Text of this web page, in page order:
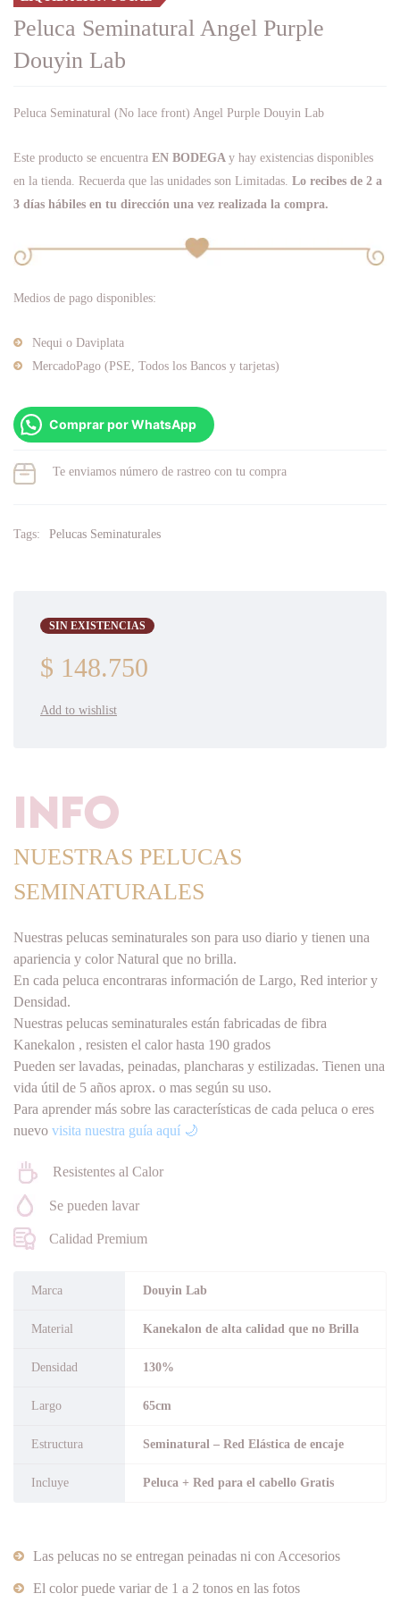
Peluca Seminatural Angel Purple
Douyin Lab
Peluca Seminatural (No lace front) Angel Purple Douyin Lab
Este producto se encuentra EN BODEGA y hay existencias disponibles
en la tienda. Recuerda que las unidades son Limitadas. Lo recibes de 2 a
3 días hábiles en tu dirección una vez realizada la compra.
Medios de pago disponibles:
Nequi o Daviplata
MercadoPago (PSE, Todos los Bancos y tarjetas)
Comprar por WhatsApp
Te enviamos número de rastreo con tu compra
SIN EXISTENCIAS
$ 148.750
Tags: Pelucas Seminaturales
NUESTRAS PELUCAS
SEMINATURALES
Nuestras pelucas seminaturales son para uso diario y tienen una
apariencia y color Natural que no brilla.
En cada peluca encontraras información de Largo, Red interior y
Densidad.
Nuestras pelucas seminaturales están fabricadas de fibra
Kanekalon , resisten el calor hasta 190 grados
Pueden ser lavadas, peinadas, plancharas y estilizadas. Tienen una
vida útil de 5 años aprox. o mas según su uso.
Para aprender más sobre las características de cada peluca o eres
nuevo visita nuestra guía aquí 🌙
Resistentes al Calor
Se pueden lavar
Calidad Premium
Marca Douyin Lab
Material Kanekalon de alta calidad que no Brilla
Densidad 130%
Largo 65cm
Estructura Seminatural – Red Elástica de encaje
Incluye Peluca + Red para el cabello Gratis
Las pelucas no se entregan peinadas ni con Accesorios
El color puede variar de 1 a 2 tonos en las fotos